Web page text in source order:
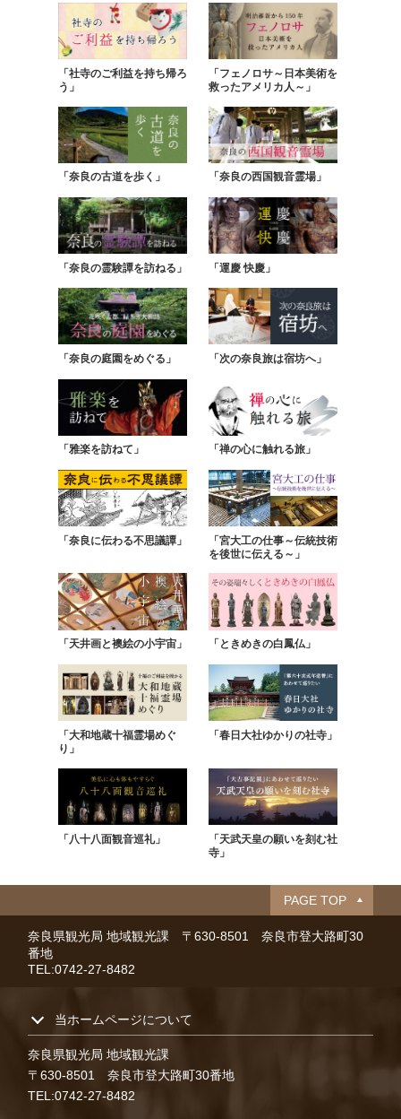
「社寺のご利益を持ち帰ろ
う」
「フェノロサ～日本美術を
救ったアメリカ人～」
「奈良の古道を歩く」 「奈良の西国観音霊場」
「奈良の霊験譚を訪ねる」 「運慶 快慶」
「奈良の庭園をめぐる」 「次の奈良旅は宿坊へ」
「雅楽を訪ねて」 「禅の心に触れる旅」
「奈良に伝わる不思議譚」
「宮大工の仕事～伝統技術
を後世に伝える～」
「天井画と襖絵の小宇宙」 「ときめきの白鳳仏」
「大和地蔵十福霊場めぐ
り」
「春日大社ゆかりの社寺」
「八十八面観音巡礼」
「天武天皇の願いを刻む社
寺」
PAGE TOP
奈良県観光局 地域観光課 〒630-8501 奈良市登大路町30
番地
TEL:0742-27-8482
当ホームページについて
奈良県観光局 地域観光課
〒630-8501 奈良市登大路町30番地
TEL:0742-27-8482